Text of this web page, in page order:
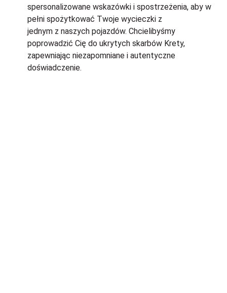
spersonalizowane wskazówki i spostrzeżenia, aby w
pełni spożytkować Twoje wycieczki z
jednym z naszych pojazdów. Chcielibyśmy
poprowadzić Cię do ukrytych skarbów Krety,
zapewniając niezapomniane i autentyczne
doświadczenie.